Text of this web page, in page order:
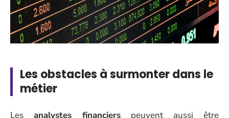
Les obstacles à surmonter dans le
métier
Les analystes financiers peuvent aussi être